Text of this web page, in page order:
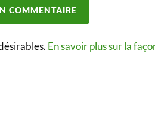
En savoir plus sur la